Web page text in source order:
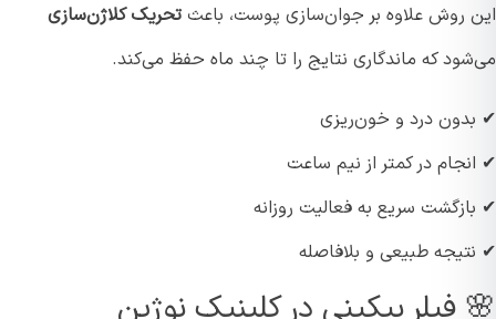
روش علاوه بر جوان‌سازی پوست، باعثتحریک کلاژن‌سازی
که ماندگاری نتایج را تا چند ماه حفظ می‌کند.
درد و خون‌ریزی
در کمتر از نیم ساعت
سریع به فعالیت روزانه
طبیعی و بلافاصله
بیکینی در کلینیک نوژین